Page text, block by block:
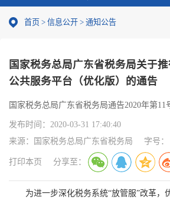
首页 > 信息公开 > 通知公告
国家税务总局广东省税务局关于
公共服务平台（优化版）的通告
国家税务总局广东省税务局通告2020年第11
发布时间： 2020-03-31 17:40:40
来源：
国家税务总局广东省税务局 字号：
打印本页 分享至：
为进一步深化税务系统“放管服”改革，